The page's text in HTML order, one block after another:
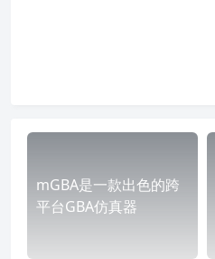
mGBA是一款出色的跨
平台GBA仿真器